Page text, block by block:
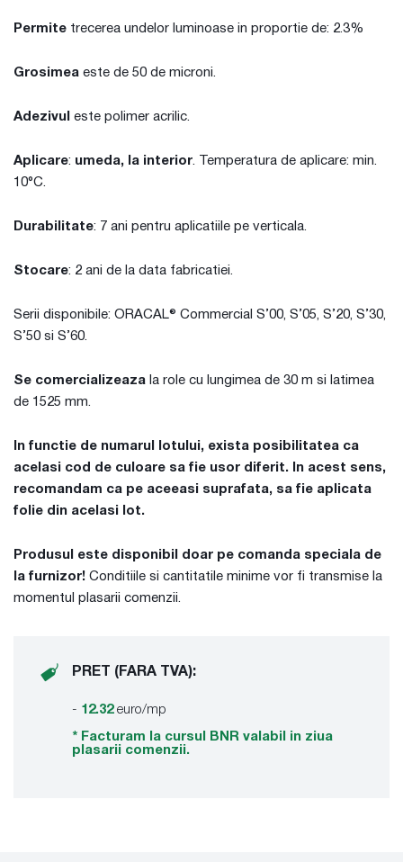
Permite trecerea undelor luminoase in proportie de: 2.3%
Grosimea este de 50 de microni.
Adezivul este polimer acrilic.
Aplicare: umeda, la interior. Temperatura de aplicare: min.
10°C.
Durabilitate: 7 ani pentru aplicatiile pe verticala.
Stocare: 2 ani de la data fabricatiei.
Serii disponibile: ORACAL® Commercial S’00, S’05, S’20, S’30,
S’50 si S’60.
Se comercializeaza la role cu lungimea de 30 m si latimea
de 1525 mm.
In functie de numarul lotului, exista posibilitatea ca
acelasi cod de culoare sa fie usor diferit. In acest sens,
recomandam ca pe aceeasi suprafata, sa fie aplicata
folie din acelasi lot.
Produsul este disponibil doar pe comanda speciala de
la furnizor! Conditiile si cantitatile minime vor fi transmise la
momentul plasarii comenzii.
PRET (FARA TVA):
- 12.32euro/mp
* Facturam la cursul BNR valabil in ziua
plasarii comenzii.